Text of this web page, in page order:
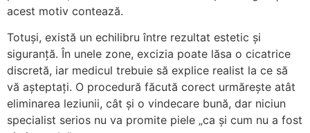
acest motiv contează.
Totuși, există un echilibru între rezultat estetic și
siguranță. În unele zone, excizia poate lăsa o cicatrice
discretă, iar medicul trebuie să explice realist la ce să
vă așteptați. O procedură făcută corect urmărește atât
eliminarea leziunii, cât și o vindecare bună, dar niciun
specialist serios nu va promite piele „ca și cum nu a fost